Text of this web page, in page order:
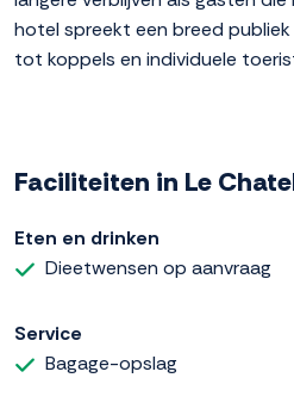
hotel spreekt een breed publiek
tot koppels en individuele
Faciliteiten in Le
Eten en drinken
Dieetwensen op aanvraag
Service
Bagage-opslag